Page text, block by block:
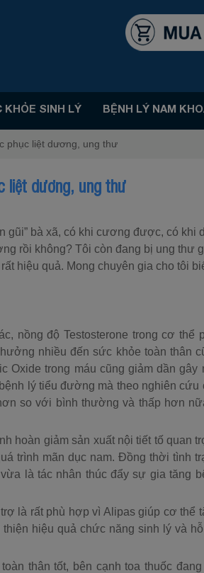
KHỎE SINH LÝ BỆNH LÝ NAM
phục liệt dương, ung thư
liệt dương, ung thư
gũi” bà xã, có khi cương được, có khi
rồi không? Tôi còn đang bị ung thư
hiệu quả. Mong chuyên gia cho tôi
nồng độ Testosterone trong cơ thể
nhiều đến sức khỏe toàn thân
Oxide trong máu cũng giảm dần gây
lý tiểu đường mà theo nghiên cứu
so với bình thường và thấp hơn
hoàn giảm sản xuất nội tiết tố quan
trình mãn dục nam. Đồng thời tình
là tác nhân thúc đẩy sự gia tăng
là rất phù hợp vì Alipas giúp cơ thể
hiệu quả chức năng sinh lý và
thân tốt, bên cạnh toa thuốc đang